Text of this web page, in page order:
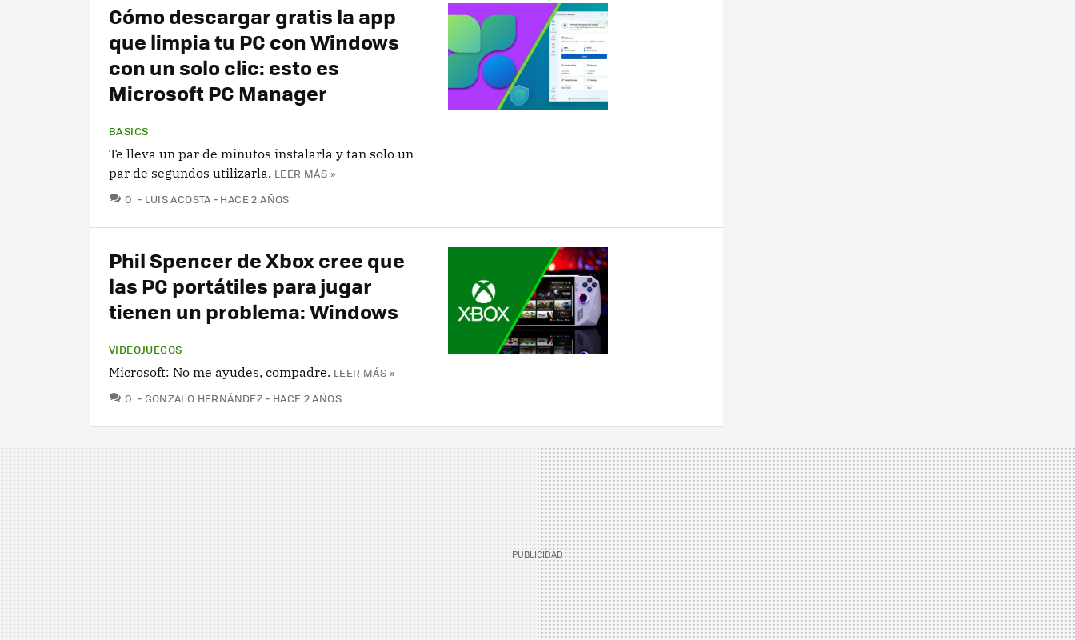
Cómo descargar gratis la app
que limpia tu PC con Windows
con un solo clic: esto es
Microsoft PC Manager
BASICS
Te lleva un par de minutos instalarla y tan solo un
par de segundos utilizarla. LEER MÁS »
0 COMENTARIOS
LUIS ACOSTA HACE 2 AÑOS
Phil Spencer de Xbox cree que
las PC portátiles para jugar
tienen un problema: Windows
VIDEOJUEGOS
Microsoft: No me ayudes, compadre. LEER MÁS »
0 COMENTARIOS
GONZALO HERNÁNDEZ HACE 2 AÑOS